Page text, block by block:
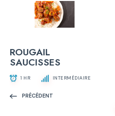
ROUGAIL
SAUCISSES
1 HR INTERMÉDIAIRE
PRÉCÉDENT